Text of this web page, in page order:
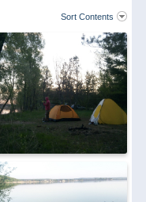
Sort Contents